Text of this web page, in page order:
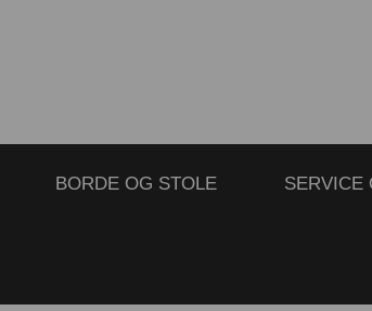
BORDE OG STOLE SERVICE